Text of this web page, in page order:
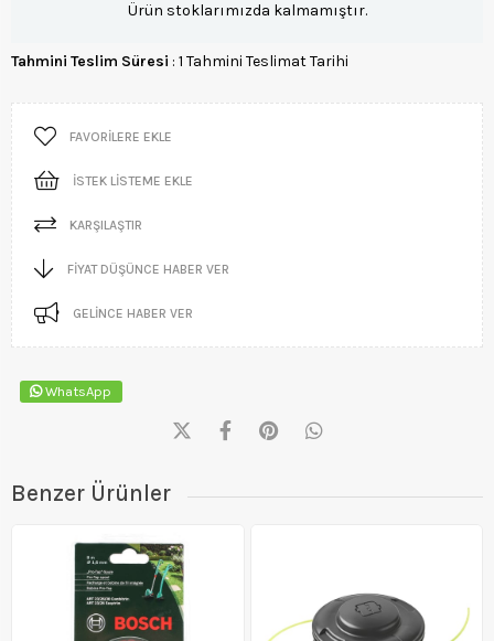
Ürün stoklarımızda kalmamıştır.
Tahmini Teslim Süresi : 1 Tahmini Teslimat Tarihi
FAVORILERE EKLE
İSTEK LISTEME EKLE
KARŞILAŞTIR
FIYAT DÜŞÜNCE HABER VER
GELINCE HABER VER
WhatsApp
Benzer Ürünler